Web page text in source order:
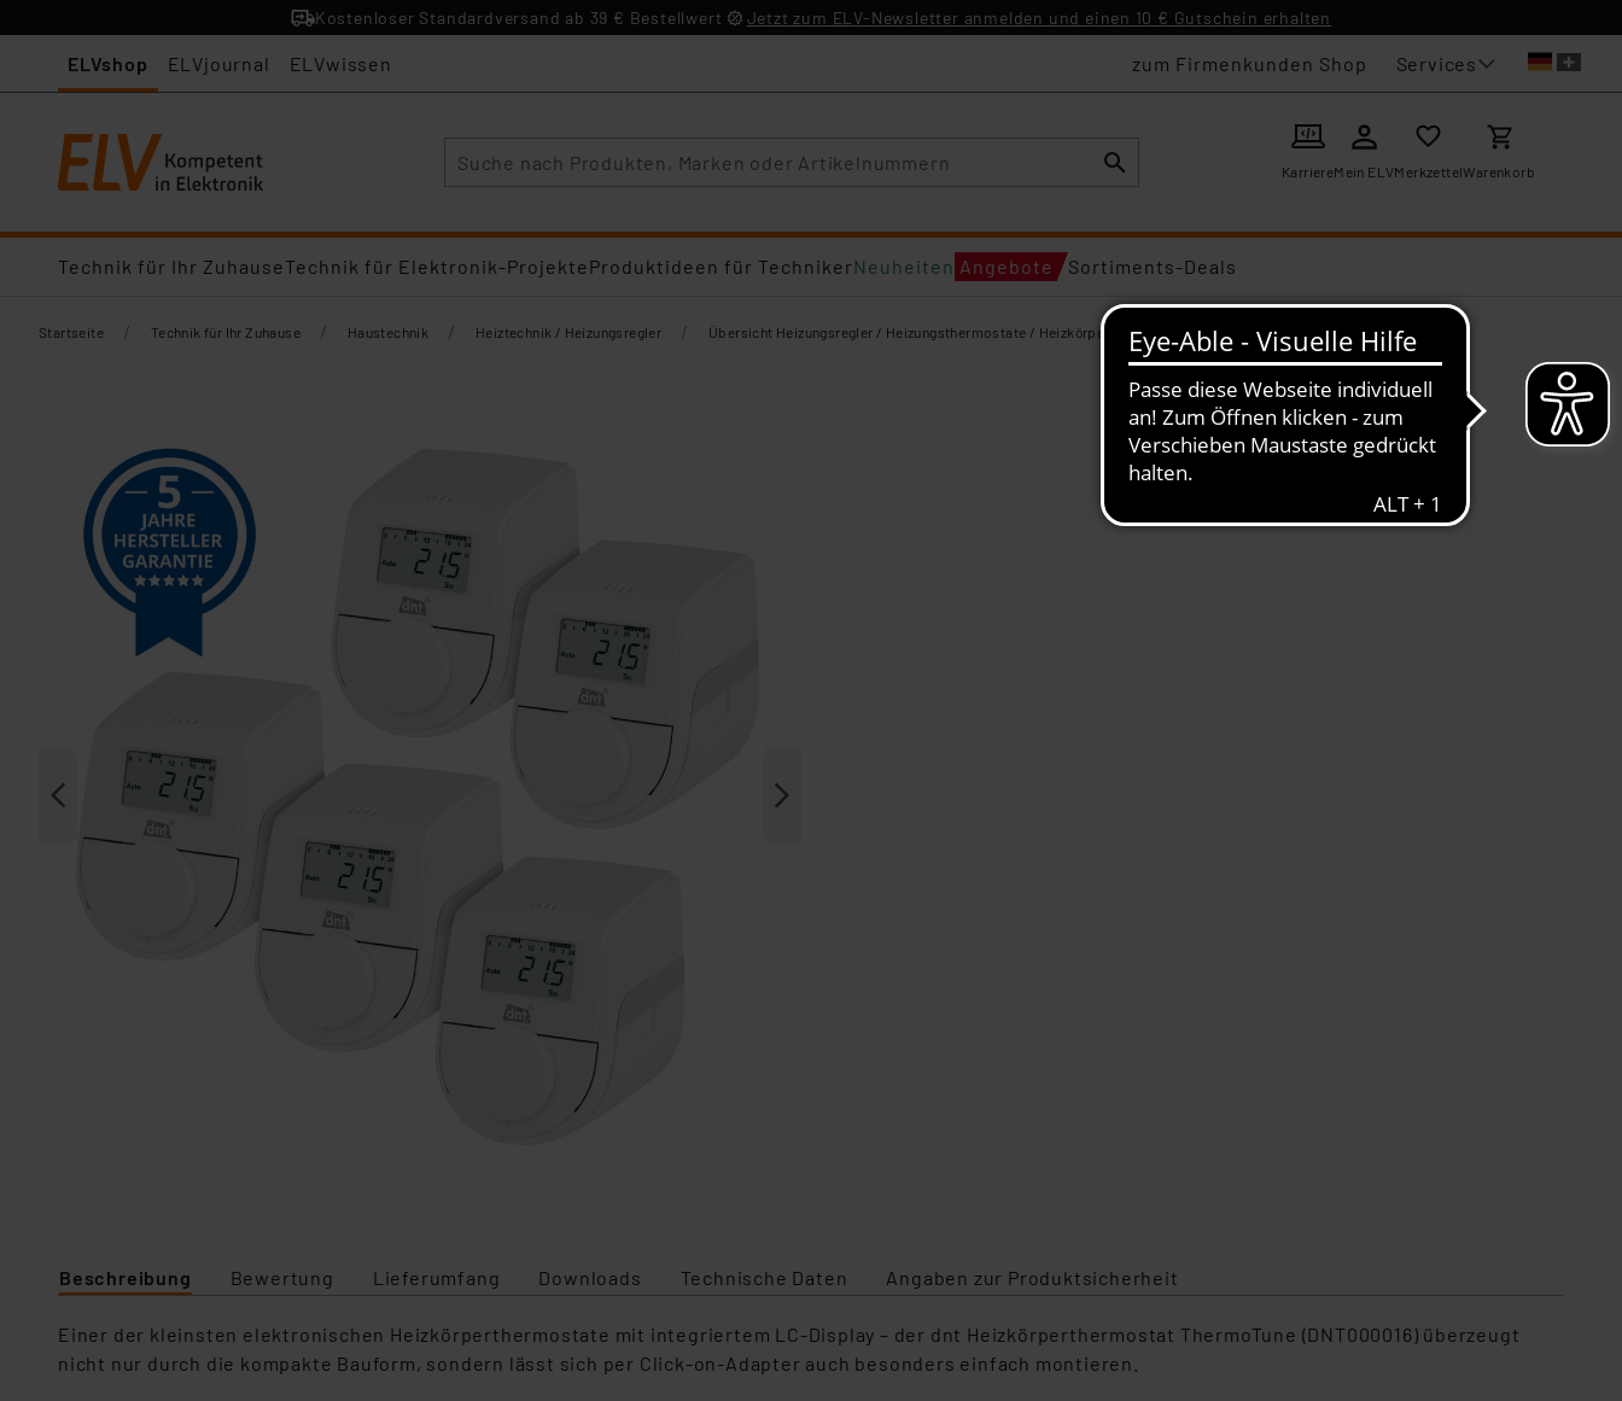
Kostenloser Standardversand ab 39 € Bestellwert Jetzt zum ELV-Newsletter anmelden und einen 10 € Gutschein erhalten
ELVshop ELVjournal ELVwissen zum Firmenkunden Shop Services
KarriereMein ELVMerkzettelWarenkorb
Technik für Ihr ZuhauseTechnik für Elektronik-ProjekteProduktideen für TechnikerNeuheiten Angebote Sortiments-Deals
Startseite / Technik für Ihr Zuhause / Haustechnik / Heiztechnik / Heizungsregler / Übersicht Heizungsregler / Heizungsthermostate / Heizkörperthermostate
Beschreibung Bewertung Lieferumfang Downloads Technische Daten Angaben zur Produktsicherheit
Einer der kleinsten elektronischen Heizkörperthermostate mit integriertem LC-Display – der dnt Heizkörperthermostat ThermoTune (DNT000016) überzeugt
nicht nur durch die kompakte Bauform, sondern lässt sich per Click-on-Adapter auch besonders einfach montieren.